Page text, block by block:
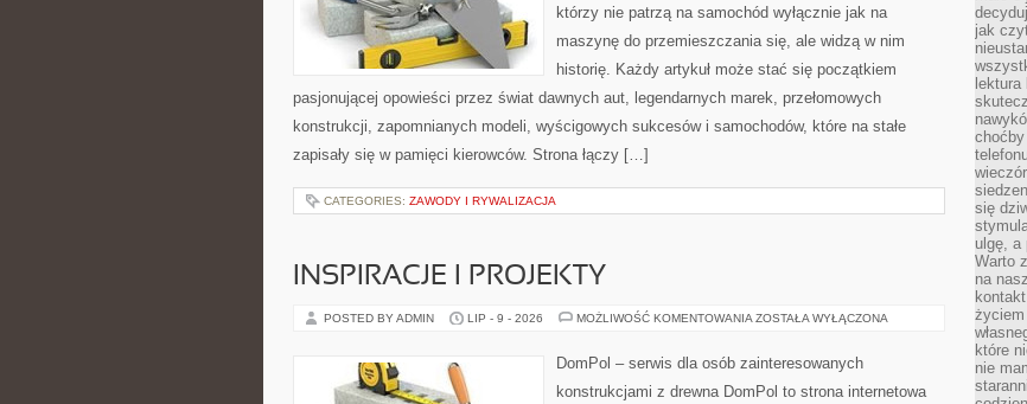
którzy nie patrzą na samochód wyłącznie jak na
maszynę do przemieszczania się, ale widzą w nim
historię. Każdy artykuł może stać się początkiem
pasjonującej opowieści przez świat dawnych aut, legendarnych marek, przełomowych
konstrukcji, zapomnianych modeli, wyścigowych sukcesów i samochodów, które na stałe
zapisały się w pamięci kierowców. Strona łączy […]
CATEGORIES: ZAWODY I RYWALIZACJA
INSPIRACJE I PROJEKTY
POSTED BY ADMIN LIP - 9 - 2026 MOŻLIWOŚĆ KOMENTOWANIA INSPIRACJE
ZOSTAŁA WYŁĄCZONA
DomPol – serwis dla osób zainteresowanych
konstrukcjami z drewna DomPol to strona internetowa
jak
się
ulgę, a
Warto
na
życiem
które
nie